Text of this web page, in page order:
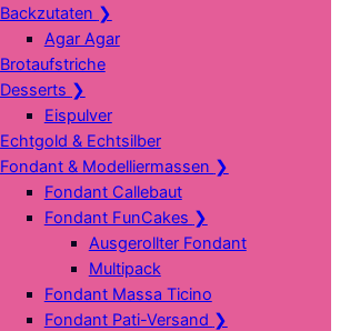
Backzutaten ❯
Agar Agar
Brotaufstriche
Desserts ❯
Eispulver
Echtgold & Echtsilber
Fondant & Modelliermassen ❯
Fondant Callebaut
Fondant FunCakes ❯
Ausgerollter Fondant
Multipack
Fondant Massa Ticino
Fondant Pati-Versand ❯